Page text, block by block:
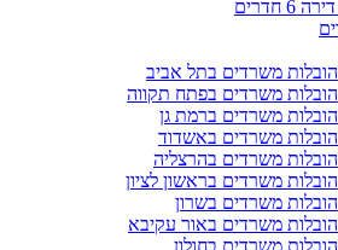
בתל אביב
בפתח תקווה
ברמת גן
באשדוד
בהרצליה
לציון
באור עקיבא